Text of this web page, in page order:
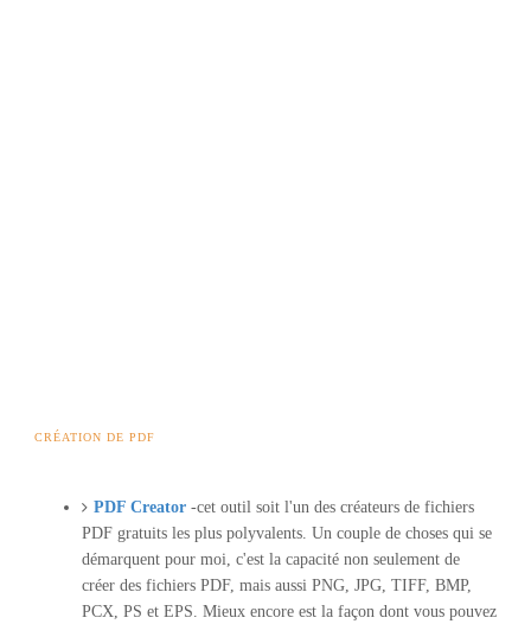
CRÉATION DE PDF
PDF Creator-cet outil soit l'un des créateurs de fichiers
PDF gratuits les plus polyvalents. Un couple de choses qui se
démarquent pour moi, c'est la capacité non seulement de
créer des fichiers PDF, mais aussi PNG, JPG, TIFF, BMP,
PCX, PS et EPS. Mieux encore est la façon dont vous pouvez